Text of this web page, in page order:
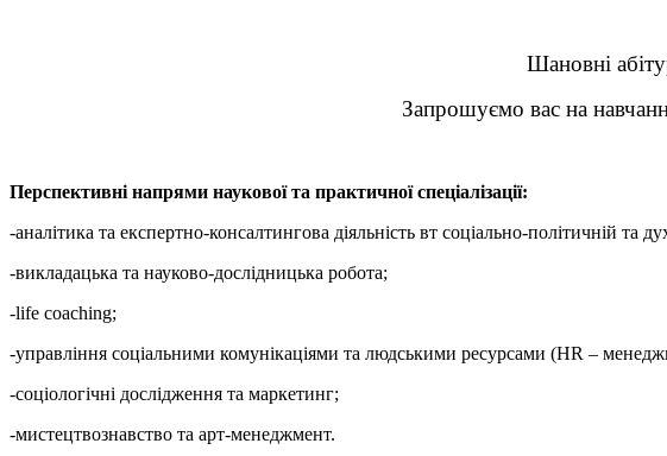
Шановні
Запрошуємо вас на
Перспективні напрями наукової та практичної спеціалізації:
-аналітика та експертно-консалтингова діяльність вт соціально-політичній та
-викладацька та науково-дослідницька робота;
-life coaching;
-управління соціальними комунікаціями та людськими ресурсами (HR –
-соціологічні дослідження та маркетинг;
-мистецтвознавство та арт-менеджмент.